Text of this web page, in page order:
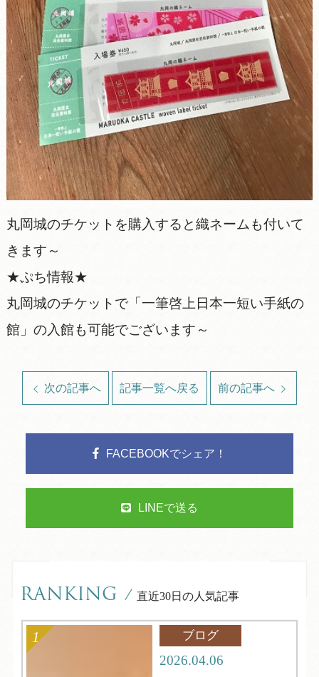
丸岡城のチケットを購入すると織ネームも付いて
きます～
★ぷち情報★
丸岡城のチケットで「一筆啓上日本一短い手紙の
館」の入館も可能でございます～
次の記事へ 記事一覧へ戻る 前の記事へ
FACEBOOKでシェア！
LINEで送る
RANKING / 直近30日の人気記事
ブログ
2026.04.06